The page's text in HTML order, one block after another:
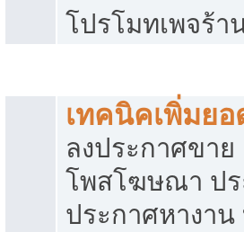
โปรโมทเพจร้า
เทคนิคเพิ่มย
ลงประกาศขา
โพสโฆษณา ป
ประกาศหางา